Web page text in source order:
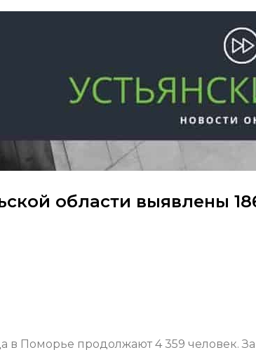
области выявлены
в Поморье продолжают 4 359 человек.